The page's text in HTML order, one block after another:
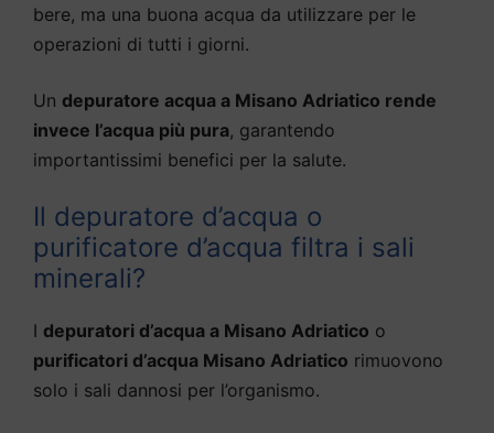
bere, ma una buona acqua da utilizzare per le
operazioni di tutti i giorni.
Un depuratore acqua a Misano Adriatico rende
invece l’acqua più pura, garantendo
importantissimi benefici per la salute.
Il depuratore d’acqua o
purificatore d’acqua filtra i sali
minerali?
I depuratori d’acqua a Misano Adriatico o
purificatori d’acqua Misano Adriatico rimuovono
solo i sali dannosi per l’organismo.